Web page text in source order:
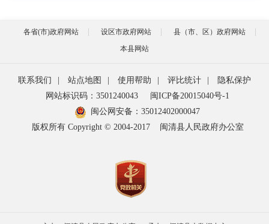
各省(市)政府网站 设区市政府网站
县（市、区）政府网站
本县网站
联系我们 站点地图 使用帮助 评比统计
隐私保护
网站标识码：3501240043
闽ICP备20015040号-1
闽公网安备： 35012402000047
版权所有 Copyright © 2004-2017
闽清县人民政府办公室